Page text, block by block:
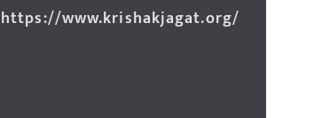
https://www.krishakjagat.org/